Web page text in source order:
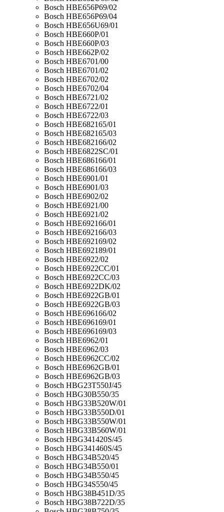
Bosch HBE656P69/02
Bosch HBE656P69/04
Bosch HBE656U69/01
Bosch HBE660P/01
Bosch HBE660P/03
Bosch HBE662P/02
Bosch HBE6701/00
Bosch HBE6701/02
Bosch HBE6702/02
Bosch HBE6702/04
Bosch HBE6721/02
Bosch HBE6722/01
Bosch HBE6722/03
Bosch HBE682165/01
Bosch HBE682165/03
Bosch HBE682166/02
Bosch HBE6822SC/01
Bosch HBE686166/01
Bosch HBE686166/03
Bosch HBE6901/01
Bosch HBE6901/03
Bosch HBE6902/02
Bosch HBE6921/00
Bosch HBE6921/02
Bosch HBE692166/01
Bosch HBE692166/03
Bosch HBE692169/02
Bosch HBE692189/01
Bosch HBE6922/02
Bosch HBE6922CC/01
Bosch HBE6922CC/03
Bosch HBE6922DK/02
Bosch HBE6922GB/01
Bosch HBE6922GB/03
Bosch HBE696166/02
Bosch HBE696169/01
Bosch HBE696169/03
Bosch HBE6962/01
Bosch HBE6962/03
Bosch HBE6962CC/02
Bosch HBE6962GB/01
Bosch HBE6962GB/03
Bosch HBG23T550J/45
Bosch HBG30B550/35
Bosch HBG33B520W/01
Bosch HBG33B550D/01
Bosch HBG33B550W/01
Bosch HBG33B560W/01
Bosch HBG341420S/45
Bosch HBG341460S/45
Bosch HBG34B520/45
Bosch HBG34B550/01
Bosch HBG34B550/45
Bosch HBG34S550/45
Bosch HBG38B451D/35
Bosch HBG38B722D/35